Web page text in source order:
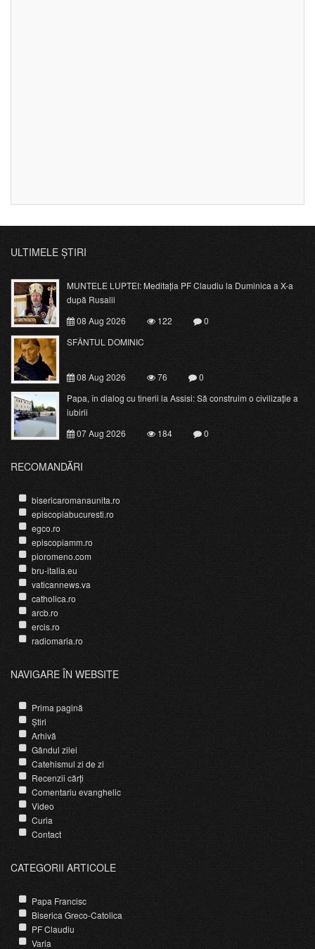
ULTIMELE ȘTIRI
MUNTELE LUPTEI: Meditația PF Claudiu la Duminica a X-a
după Rusalii
08 Aug 2026
122
0
SFÂNTUL DOMINIC
08 Aug 2026 76
0
Papa, în dialog cu tinerii la Assisi: Să construim o civilizație a
iubirii
07 Aug 2026
184 0
RECOMANDĂRI
bisericaromanaunita.ro
episcopiabucuresti.ro
egco.ro
episcopiamm.ro
pioromeno.com
bru-italia.eu
vaticannews.va
catholica.ro
arcb.ro
ercis.ro
radiomaria.ro
NAVIGARE ÎN WEBSITE
Prima pagină
Știri
Arhivă
Gândul zilei
Catehismul zi de zi
Recenzii cărți
Comentariu evanghelic
Video
Curia
Contact
CATEGORII ARTICOLE
Papa Francisc
Biserica Greco-Catolica
PF Claudiu
Varia